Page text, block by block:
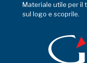
Materiale utile per il
sul logo e scoprile.